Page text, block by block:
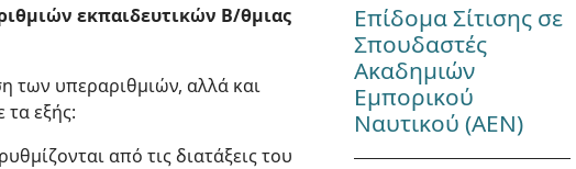
εκπαιδευτικών Β/θμιας
των υπεραριθμιών, αλλά και
τα εξής:
από τις διατάξεις του
Επίδομα Σίτισης σε
Σπουδαστές
Ακαδημιών
Εμπορικού
Ναυτικού (ΑΕΝ)